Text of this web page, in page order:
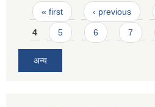
Pages
« first ‹ previous
4 5 6 7
अन्य